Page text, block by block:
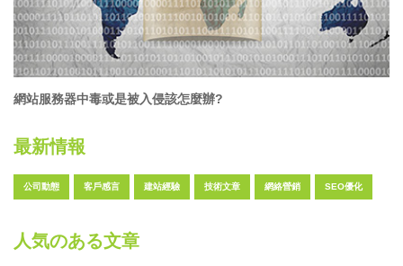
網站服務器中毒或是被入侵該怎麼辦?
最新情報
公司動態 客戶感言 建站經驗 技術文章 網絡營銷 SEO優化
人気のある文章